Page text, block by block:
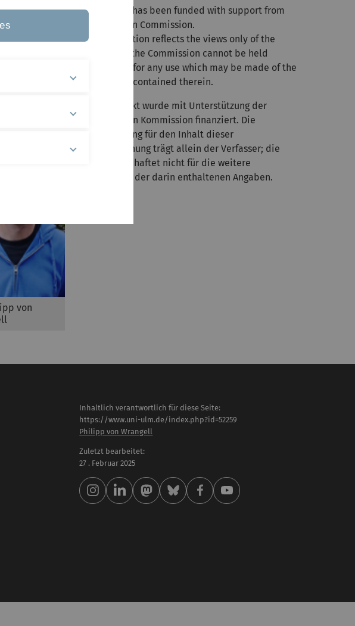
von
This project has been funded with support from
the European Commission.
This publication reflects the views only of the
author, and the Commission cannot be held
responsible for any use which may be made of the
information contained therein.
Dieses Projekt wurde mit Unterstützung der
Europäischen Kommission finanziert. Die
Verantwortung für den Inhalt dieser
Veröffentlichung trägt allein der Verfasser; die
Kommission haftet nicht für die weitere
Verwendung der darin enthaltenen Angaben.
Inhaltlich verantwortlich für diese Seite:
https://www.uni-ulm.de/index.php?id=52259
Philipp von Wrangell
Zuletzt bearbeitet:
27 . Februar 2025